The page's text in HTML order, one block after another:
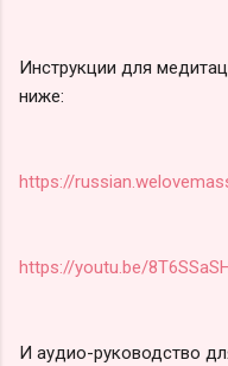
Инструкции для
ниже:
https://
https://youtu.be/
И аудио-руководство